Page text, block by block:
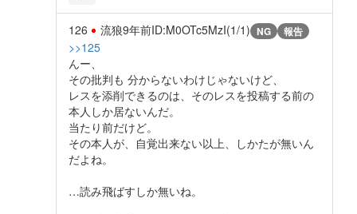
126 流狼9年前ID:M0OTc5MzI(1/1) NG 報告
>>125
んー、
その批判も 分からないわけじゃないけど、
レスを添削できるのは、そのレスを投稿する前の
本人しか居ないんだ。
当たり前だけど。
その本人が、自覚出来ない以上、しかたが無いん
だよね。
…読み飛ばすしか無いね。